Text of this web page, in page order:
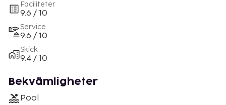
Faciliteter
9.6 / 10
Service
9.6 / 10
Skick
9.4 / 10
Bekvämligheter
Pool